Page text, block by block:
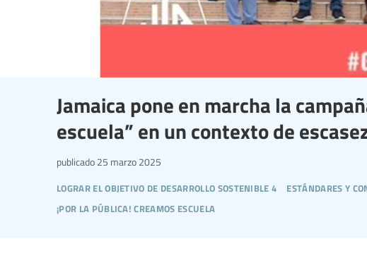
Jamaica pone en marcha la
escuela” en un contexto de
lograr el objetivo de desarrollo sostenible 4 estándares y
¡por la pública! creamos escuela
publicado 25 marzo 2025